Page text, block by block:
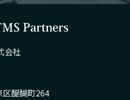
会社
区醍醐町264